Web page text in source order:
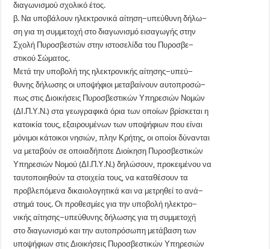
διαγωνισμού σχολικό έτος.
β. Να υποβάλουν ηλεκτρονικά αίτηση−υπεύθυνη δήλω−
ση για τη συμμετοχή στο διαγωνισμό εισαγωγής στην
Σχολή Πυροσβεστών στην ιστοσελίδα του Πυροσβε−
στικού Σώματος.
Μετά την υποβολή της ηλεκτρονικής αίτησης−υπεύ−
θυνης δήλωσης οι υποψήφιοι μεταβαίνουν αυτοπροσώ−
πως στις Διοικήσεις Πυροσβεστικών Υπηρεσιών Νομών
(ΔΙ.Π.Υ.Ν.) στα γεωγραφικά όρια των οποίων βρίσκεται η
κατοικία τους, εξαιρουμένων των υποψήφιων που είναι
μόνιμοι κάτοικοι νησιών, πλην Κρήτης, οι οποίοι δύνανται
να μεταβούν σε οποιαδήποτε Διοίκηση Πυροσβεστικών
Υπηρεσιών Νομού (ΔΙ.Π.Υ.Ν.) δηλώσουν, προκειμένου να
ταυτοποιηθούν τα στοιχεία τους, να καταθέσουν τα
προβλεπόμενα δικαιολογητικά και να μετρηθεί το ανά−
στημά τους. Οι προθεσμίες για την υποβολή ηλεκτρο−
νικής αίτησης−υπεύθυνης δήλωσης για τη συμμετοχή
στο διαγωνισμό και την αυτοπρόσωπη μετάβαση των
υποψήφιων στις Διοικήσεις Πυροσβεστικών Υπηρεσιών